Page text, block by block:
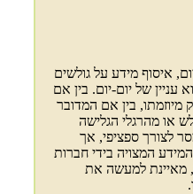
איסוף מידע על גולשים
של יום-יום. בין אם
בין אם המדובר
או מהרגלי הגלישה
לצורך ספציפי, אך
המצויה בידי חברות
מאיינת למעשה את